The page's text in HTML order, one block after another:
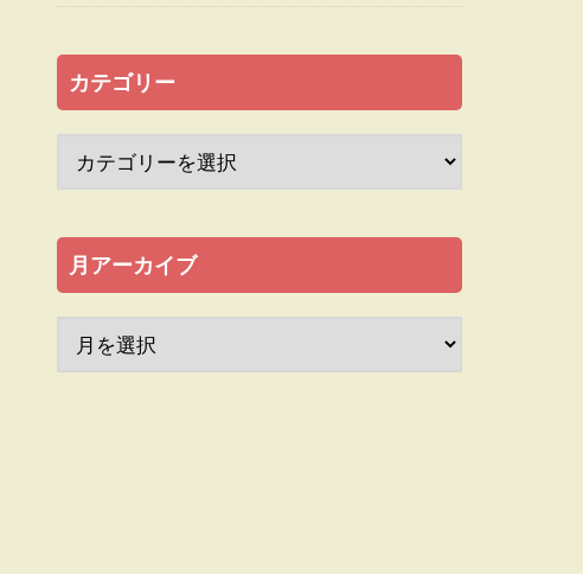
カテゴリー
月アーカイブ